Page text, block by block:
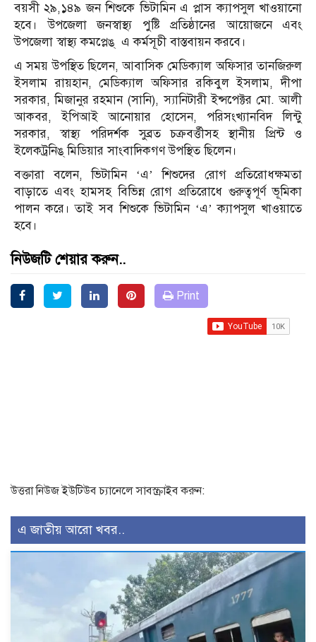
বয়সী ২৯,১৪৯ জন শিশুকে ভিটামিন এ প্লাস ক্যাপসুল খাওয়ানো
হবে। উপজেলা জনস্বাস্থ্য পুষ্টি প্রতিষ্ঠানের আয়োজনে এবং
উপজেলা স্বাস্থ্য কমপ্লেঙ্ এ কর্মসূচী বাস্তবায়ন করবে।
এ সময় উপস্থিত ছিলেন, আবাসিক মেডিক্যাল অফিসার তানজিরুল
ইসলাম রায়হান, মেডিক্যাল অফিসার রকিবুল ইসলাম, দীপা
সরকার, মিজানুর রহমান (সানি), স্যানিটারী ইন্সপেক্টর মো. আলী
আকবর, ইপিআই আনোয়ার হোসেন, পরিসংখ্যানবিদ লিন্টু
সরকার, স্বাস্থ্য পরিদর্শক সুব্রত চক্রবর্ত্তীসহ স্থানীয় প্রিন্ট ও
ইলেকট্রনিঙ্ মিডিয়ার সাংবাদিকগণ উপস্থিত ছিলেন।
বক্তারা বলেন, ভিটামিন ‘এ’ শিশুদের রোগ প্রতিরোধক্ষমতা
বাড়াতে এবং হামসহ বিভিন্ন রোগ প্রতিরোধে গুরুত্বপূর্ণ ভূমিকা
পালন করে। তাই সব শিশুকে ভিটামিন ‘এ’ ক্যাপসুল খাওয়াতে
হবে।
নিউজটি শেয়ার করুন..
Print
উত্তরা নিউজ ইউটিউব চ্যানেলে সাবস্ক্রাইব করুন:
এ জাতীয় আরো খবর..